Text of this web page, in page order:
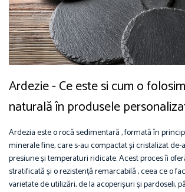
Ardezie - Ce este si cum o
naturală în produsele
Ardezia este o rocă sedimentară , formată în
minerale fine, care s-au compactat și cristalizat
presiune și temperaturi ridicate. Acest proces îi
stratificată și o rezistență remarcabilă , ceea ce o
varietate de utilizări, de la acoperișuri și pardoseli,